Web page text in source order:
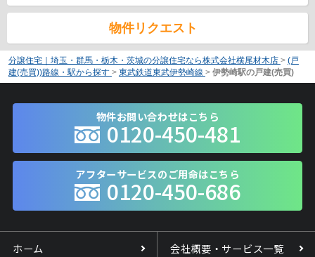
物件リクエスト
分譲住宅｜埼玉・群馬・栃木・茨城の分譲住宅なら株式会社横尾材木店 > (戸
建(売買))路線・駅から探す > 東武鉄道東武伊勢崎線 > 伊勢崎駅の戸建(売買)
物件お問い合わせはこちら
0120-450-481
アフターサービスのご用命はこちら
0120-450-686
ホーム 会社概要・サービス一覧